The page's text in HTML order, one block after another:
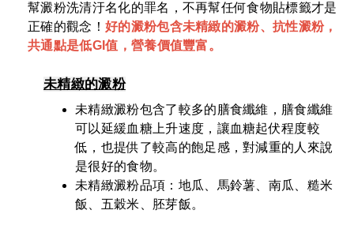
幫澱粉洗清汙名化的罪名，不再幫任何食物貼標籤才是
正確的觀念！ 好的澱粉包含未精緻的澱粉、抗性澱粉，
共通點是低GI值，營養價值豐富。
未精緻的澱粉
未精緻澱粉包含了較多的膳食纖維，膳食纖維
可以延緩血糖上升速度，讓血糖起伏程度較
低，也提供了較高的飽足感，對減重的人來說
是很好的食物。
未精緻澱粉品項：地瓜、馬鈴薯、南瓜、糙米
飯、五穀米、胚芽飯。